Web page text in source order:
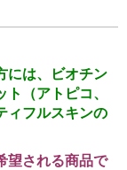
には、ビオチン
（アトピコ、
ィフルスキンの
望される商品で